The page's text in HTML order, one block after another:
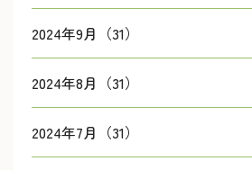
2024年9月（31）
2024年8月（31）
2024年7月（31）